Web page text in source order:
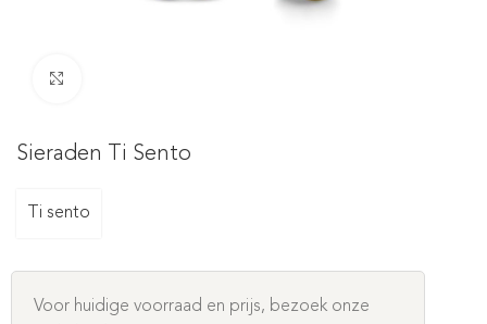
Sieraden Ti Sento
Ti sento
Voor huidige voorraad en prijs, bezoek onze